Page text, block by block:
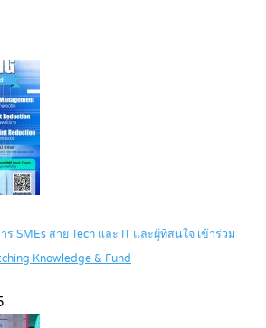
SMEs สาย Tech และ IT และผู้ที่สนใจ เข้าร่วม
Knowledge & Fund